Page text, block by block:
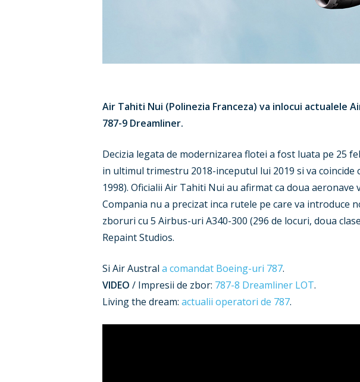
Air Tahiti Nui (Polinezia Franceza) va inlocui actualele
787-9 Dreamliner.
Decizia legata de modernizarea flotei a fost luata pe 25
in ultimul trimestru 2018-inceputul lui 2019 si va
1998). Oficialii Air Tahiti Nui au afirmat ca doua
Compania nu a precizat inca rutele pe care va introduce
zboruri cu 5 Airbus-uri A340-300 (296 de locuri, doua
Repaint Studios.
Si Air Austral a comandat Boeing-uri 787.
VIDEO / Impresii de zbor: 787-8 Dreamliner LOT.
Living the dream: actualii operatori de 787.